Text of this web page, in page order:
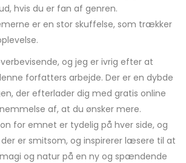
hvis du er fan af genren.
er en stor skuffelse, som trækker
og jeg er ivrig efter at
forfatters arbejde. Der er en dybde
der efterlader dig med gratis online
af, at du ønsker mere.
for emnet er tydelig på hver side, og
er smitsom, og inspirerer læsere til at
og natur på en ny og spændende